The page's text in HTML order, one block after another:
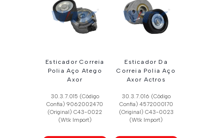
Esticador Correia
Polia Aço Atego
Axor
30.3.7.015 (Código
Confia) 9062002470
(Original) C43-0022
(Wtk Import)
Esticador Da
Correia Polia Aço
Axor Actros
30.3.7.016 (Código
Confia) 4572000170
(Original) C43-0023
(Wtk Import)